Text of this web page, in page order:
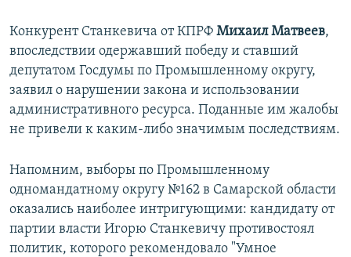
Конкурент Станкевича от КПРФ Михаил Матвеев,
впоследствии одержавший победу и ставший
депутатом Госдумы по Промышленному округу,
заявил о нарушении закона и использовании
административного ресурса. Поданные им жалобы
не привели к каким-либо значимым последствиям.
Напомним, выборы по Промышленному
одномандатному округу №162 в Самарской области
оказались наиболее интригующими: кандидату от
партии власти Игорю Станкевичу противостоял
политик, которого рекомендовало "Умное